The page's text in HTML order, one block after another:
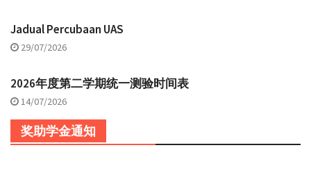
Jadual Percubaan UAS
29/07/2026
2026年度第二学期统一测验时间表
14/07/2026
奖助学金通知